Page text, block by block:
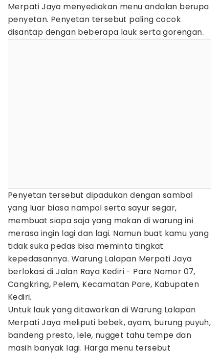
Merpati Jaya menyediakan menu andalan berupa
penyetan. Penyetan tersebut paling cocok
disantap dengan beberapa lauk serta gorengan.
Penyetan tersebut dipadukan dengan sambal
yang luar biasa nampol serta sayur segar,
membuat siapa saja yang makan di warung ini
merasa ingin lagi dan lagi. Namun buat kamu yang
tidak suka pedas bisa meminta tingkat
kepedasannya. Warung Lalapan Merpati Jaya
berlokasi di Jalan Raya Kediri - Pare Nomor 07,
Cangkring, Pelem, Kecamatan Pare, Kabupaten
Kediri.
Untuk lauk yang ditawarkan di Warung Lalapan
Merpati Jaya meliputi bebek, ayam, burung puyuh,
bandeng presto, lele, nugget tahu tempe dan
masih banyak lagi. Harga menu tersebut